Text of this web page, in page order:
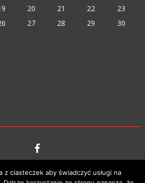
20 21 22
23
27 28 29
30
VIPM © 2023
z ciasteczek aby świadczyć usługi na